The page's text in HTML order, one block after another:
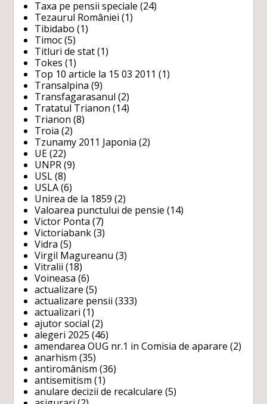
Taxa pe pensii speciale (24)
Tezaurul României (1)
Tibidabo (1)
Timoc (5)
Titluri de stat (1)
Tokes (1)
Top 10 article la 15 03 2011 (1)
Transalpina (9)
Transfagarasanul (2)
Tratatul Trianon (14)
Trianon (8)
Troia (2)
Tzunamy 2011 Japonia (2)
UE (22)
UNPR (9)
USL (8)
USLA (6)
Unirea de la 1859 (2)
Valoarea punctului de pensie (14)
Victor Ponta (7)
Victoriabank (3)
Vidra (5)
Virgil Magureanu (3)
Vitralii (18)
Voineasa (6)
actualizare (5)
actualizare pensii (333)
actualizari (1)
ajutor social (2)
alegeri 2025 (46)
amendarea OUG nr.1 in Comisia de aparare (2)
anarhism (35)
antiromânism (36)
antisemitism (1)
anulare decizii de recalculare (5)